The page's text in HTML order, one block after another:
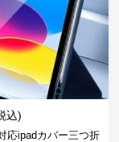
込)
応ipadカバー三つ折